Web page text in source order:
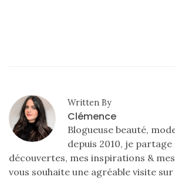
Written By
Clémence
Blogueuse beauté,
depuis 2010, je partage
découvertes, mes inspirations &
vous souhaite une agréable visite